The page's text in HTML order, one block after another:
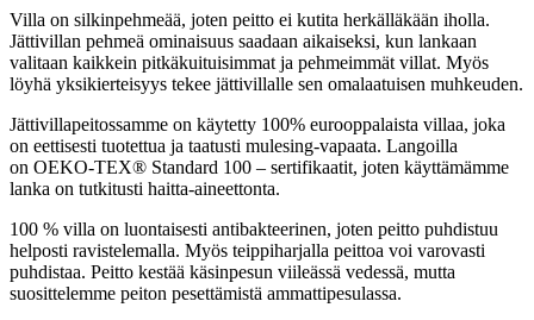
Villa on silkinpehmeää, joten peitto ei kutita herkälläkään iholla.
Jättivillan pehmeä ominaisuus saadaan aikaiseksi, kun lankaan
valitaan kaikkein pitkäkuituisimmat ja pehmeimmät villat. Myös
löyhä yksikierteisyys tekee jättivillalle sen omalaatuisen muhkeuden.
Jättivillapeitossamme on käytetty 100% eurooppalaista villaa, joka
on eettisesti tuotettua ja taatusti mulesing-vapaata. Langoilla
on OEKO-TEX® Standard 100 – sertifikaatit, joten käyttämämme
lanka on tutkitusti haitta-aineettonta.
100 % villa on luontaisesti antibakteerinen, joten peitto puhdistuu
helposti ravistelemalla. Myös teippiharjalla peittoa voi varovasti
puhdistaa. Peitto kestää käsinpesun viileässä vedessä, mutta
suosittelemme peiton pesettämistä ammattipesulassa.